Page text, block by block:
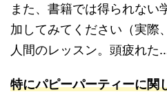
また、書籍では得られない
加してみてください（実際
人間のレッスン。頭疲れた…
特にパピーパーティーに関